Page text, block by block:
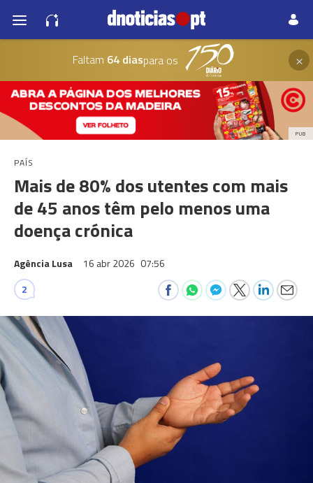
Faltam 64 diaspara os ×
PUB
PAÍS
Mais de 80% dos utentes com mais
de 45 anos têm pelo menos uma
doença crónica
Agência Lusa 16 abr 2026 07:56
2